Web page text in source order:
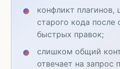
конфликт
старого кода после
быстрых правок;
слишком общий
отвечает на запрос